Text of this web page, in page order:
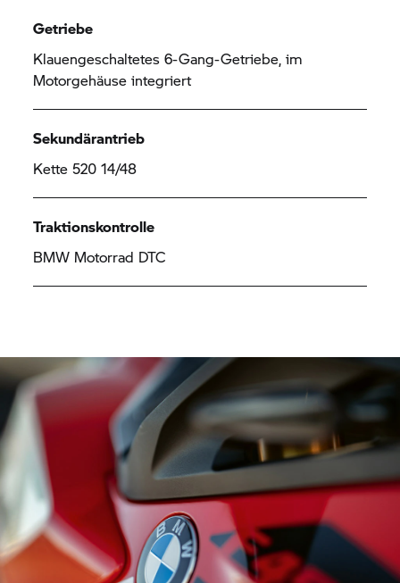
Getriebe
Klauengeschaltetes 6-Gang-Getriebe, im
Motorgehäuse integriert
Sekundärantrieb
Kette 520 14/48
Traktionskontrolle
BMW Motorrad DTC